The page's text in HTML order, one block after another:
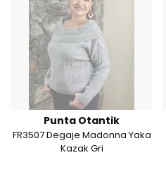
Punta Otantik
FR3507 Degaje Madonna Yaka
Kazak Gri